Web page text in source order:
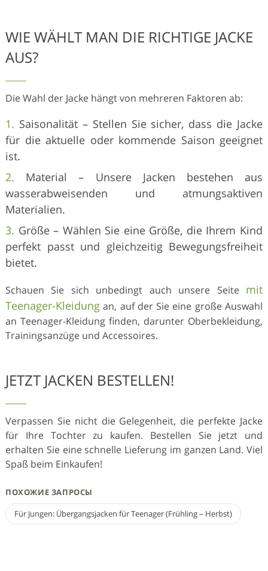
WIE WÄHLT MAN DIE RICHTIGE JACKE
AUS?
Die Wahl der Jacke hängt von mehreren Faktoren ab:
Saisonalität – Stellen Sie sicher, dass die Jacke
für die aktuelle oder kommende Saison geeignet
ist.
Material – Unsere Jacken bestehen aus
wasserabweisenden und atmungsaktiven
Materialien.
Größe – Wählen Sie eine Größe, die Ihrem Kind
perfekt passt und gleichzeitig Bewegungsfreiheit
bietet.
Schauen Sie sich unbedingt auch unsere Seite mit
Teenager-Kleidung an, auf der Sie eine große Auswahl
an Teenager-Kleidung finden, darunter Oberbekleidung,
Trainingsanzüge und Accessoires.
JETZT JACKEN BESTELLEN!
Verpassen Sie nicht die Gelegenheit, die perfekte Jacke
für Ihre Tochter zu kaufen. Bestellen Sie jetzt und
erhalten Sie eine schnelle Lieferung im ganzen Land. Viel
Spaß beim Einkaufen!
ПОХОЖИЕ ЗАПРОСЫ
Für Jungen: Übergangsjacken für Teenager (Frühling – Herbst)